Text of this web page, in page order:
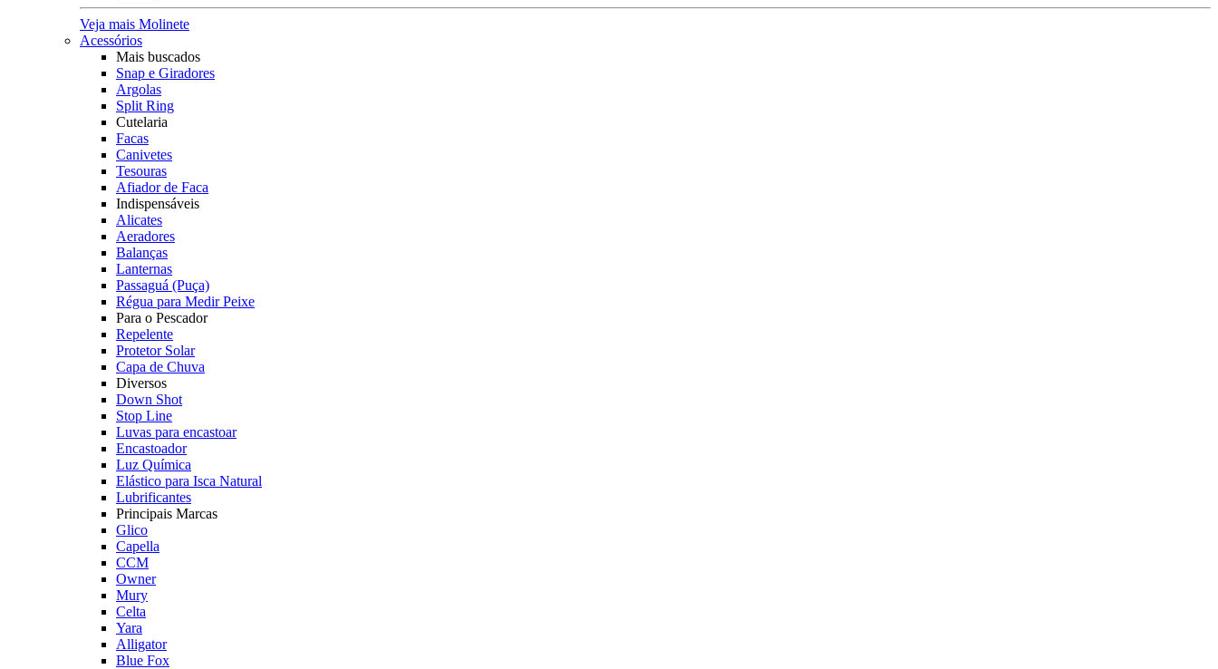
Veja mais Molinete
Acessórios
Mais buscados
Snap e Giradores
Argolas
Split Ring
Cutelaria
Facas
Canivetes
Tesouras
Afiador de Faca
Indispensáveis
Alicates
Aeradores
Balanças
Lanternas
Passaguá (Puça)
Régua para Medir Peixe
Para o Pescador
Repelente
Protetor Solar
Capa de Chuva
Diversos
Down Shot
Stop Line
Luvas para encastoar
Encastoador
Luz Química
Elástico para Isca Natural
Lubrificantes
Principais Marcas
Glico
Capella
CCM
Owner
Mury
Celta
Yara
Alligator
Blue Fox